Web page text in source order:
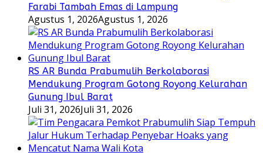
Farabi Tambah Emas di Lampung
Agustus 1, 2026Agustus 1, 2026
RS AR Bunda Prabumulih Berkolaborasi
Mendukung Program Gotong Royong Kelurahan
Gunung Ibul Barat
Juli 31, 2026Juli 31, 2026